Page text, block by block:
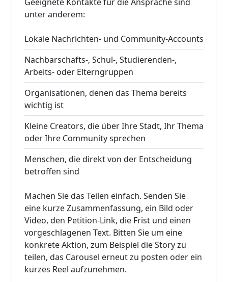
unter anderem:
Lokale Nachrichten- und Community-Accounts
Nachbarschafts-, Schul-, Studierenden-,
Arbeits- oder Elterngruppen
Organisationen, denen das Thema bereits
wichtig ist
Kleine Creators, die über Ihre Stadt, Ihr Thema
oder Ihre Community sprechen
Menschen, die direkt von der Entscheidung
betroffen sind
Machen Sie das Teilen einfach. Senden Sie
eine kurze Zusammenfassung, ein Bild oder
Video, den Petition-Link, die Frist und einen
vorgeschlagenen Text. Bitten Sie um eine
konkrete Aktion, zum Beispiel die Story zu
teilen, das Carousel erneut zu posten oder ein
kurzes Reel aufzunehmen.